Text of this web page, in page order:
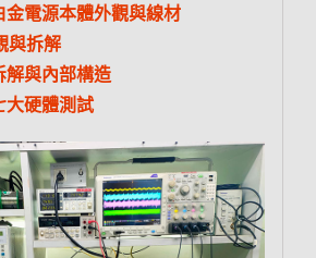
金電源本體外觀與線材
與拆解
解與內部構造
大硬體測試